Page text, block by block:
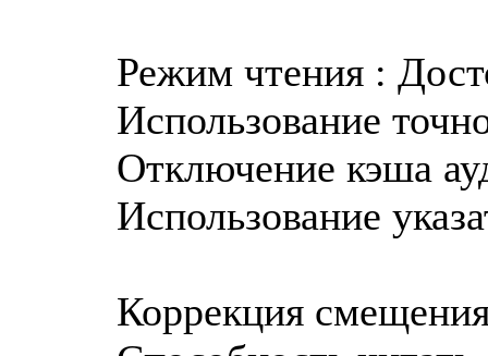
Режим чтения :
Использование
Отключение кэша
Использование
Коррекция